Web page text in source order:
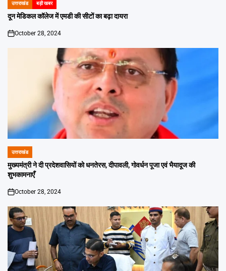
POSTED
IN
उत्तराखंड बड़ी खबर
दून मेडिकल कॉलेज में एमडी की सीटों का बढ़ा दायरा
on
October 28, 2024
POSTED
IN
उत्तराखंड
मुख्यमंत्री ने दी प्रदेशवासियों को धनतेरस, दीपावली, गोवर्धन पूजा एवं भैयादूज की
शुभकामनाएँ
on
October 28, 2024